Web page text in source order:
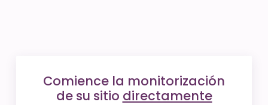
Comience la monitorización
de su sitio directamente